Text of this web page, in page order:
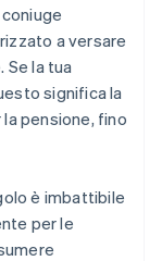
a versare
la tua
significa la
pensione, fino
è imbattibile
per le